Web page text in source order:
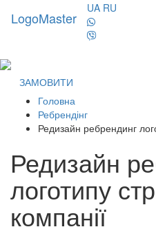
LogoMaster
UA RU
ЗАМОВИТИ
Головна
Ребрендінг
Редизайн ребрендинг
Редизайн
логотипу
компанії